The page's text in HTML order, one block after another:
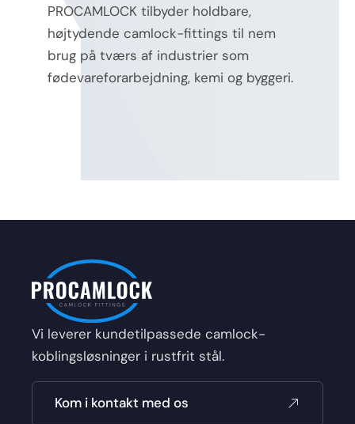
PROCAMLOCK tilbyder holdbare,
højtydende camlock-fittings til nem
brug på tværs af industrier som
fødevareforarbejdning, kemi og byggeri.
Vi leverer kundetilpassede camlock-
koblingsløsninger i rustfrit stål.
Kom i kontakt med os